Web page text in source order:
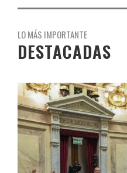
LO MÁS IMPORTANTE
DESTACADAS